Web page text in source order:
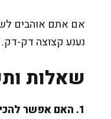
אם אתם אוהבים
נענע קצוצה דק-דק.
שאלות
1. האם אפשר להכין את המתכון בגרסה פרווה?